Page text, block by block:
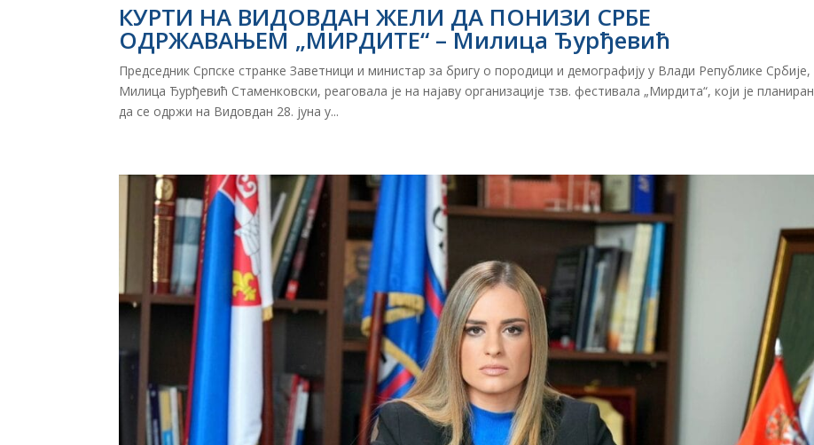
КУРТИ НА ВИДОВДАН ЖЕЛИ ДА ПОНИЗИ СРБЕ
ОДРЖАВАЊЕМ „МИРДИТЕ“ – Милица Ђурђевић
Председник Српске странке Заветници и министар за бригу о породици и демографију у Влади Републике Србије,
Милица Ђурђевић Стаменковски, реаговала је на најаву организације тзв. фестивала „Мирдита“, који је планиран
да се одржи на Видовдан 28. јуна у...